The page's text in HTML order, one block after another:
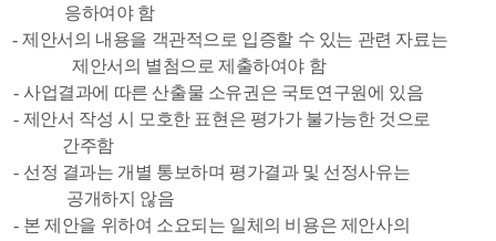
응하여야 함
-제안서의 내용을 객관적으로 입증할 수 있는 관련 자료는
제안서의 별첨으로 제출하여야 함
- 사업결과에 따른 산출물 소유권은 국토연구원에 있음
- 제안서 작성 시 모호한 표현은 평가가 불가능한 것으로
간주함
- 선정 결과는 개별 통보하며 평가결과 및 선정사유는
공개하지 않음
- 본 제안을 위하여 소요되는 일체의 비용은 제안사의